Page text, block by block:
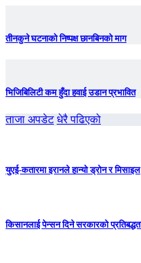
तीनकुने घटनाकाे निष्पक्ष छानबिनकाे माग
भिजिबिलिटी कम हुँदा हवाई उडान प्रभावित
ताजा अपडेट धेरै पढिएको
युएई-कतारमा इरानले हान्यो ड्रोन र मिसाइल
किसानलाई पेन्सन दिने सरकारको